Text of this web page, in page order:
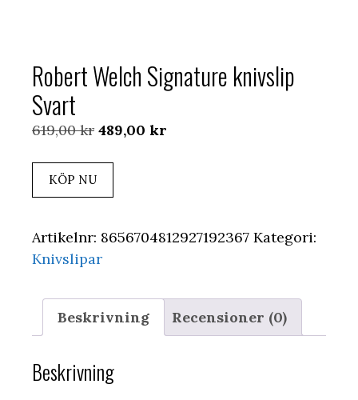
Robert Welch Signature knivslip
Svart
619,00kr Det
var:
489,00 kr
KÖP NU
Artikelnr: 8656704812927192367 Kategori:
Knivslipar
Beskrivning Recensioner (0)
Beskrivning